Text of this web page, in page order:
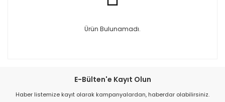
Ürün Bulunamadı.
E-Bülten'e Kayıt Olun
Haber listemize kayıt olarak kampanyalardan, haberdar olabilirsiniz.